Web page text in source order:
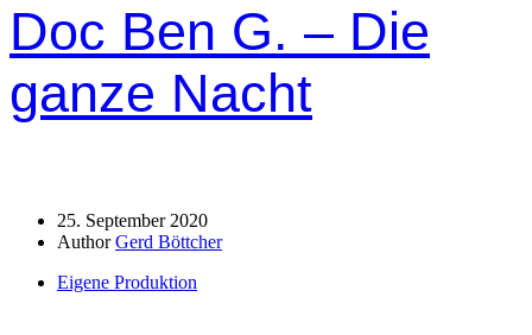
Doc Ben G. – Die
ganze Nacht
25. September 2020
AuthorGerd Böttcher
Eigene Produktion